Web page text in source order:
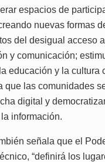
espacios de
nuevas formas
del desigual acceso
y comunicación;
educación y la cultura
que las comunidades
digital y
información.
señala que el
“definirá los